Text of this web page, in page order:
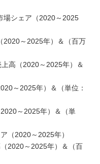
場シェア（2020～2025
2020～2025年）＆（百万
高（2020～2025年）＆
～2025年）＆（単位：
～2025年）＆（単
（2020～2025年）
2020～2025年）＆（百